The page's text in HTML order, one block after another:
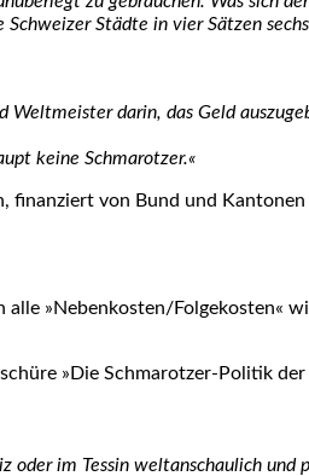
Städ­te in vier Sät­zen
dar­in, das Geld
kei­ne Schma­rot­zer.«
finan­ziert von Bund und
»Nebenkosten/Folgekosten«
»Die Schma­rot­zer-Poli­tik
im Tes­sin welt­an­schau­lich